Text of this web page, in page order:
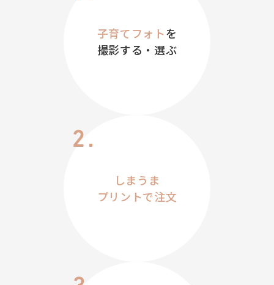
子育てフォトを
撮影する・選ぶ
しまうま
プリントで注文